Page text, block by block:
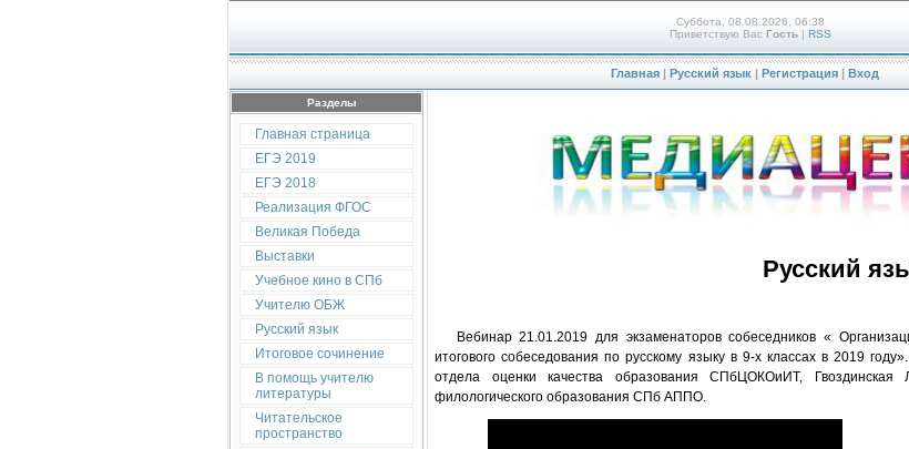
Суббота, 08.08.2026, 06:38
Приветствую Вас Гость | RSS
Главная | Русский язык | Регистрация | Вход
Разделы
Главная страница
ЕГЭ 2019
ЕГЭ 2018
Реализация ФГОС
Великая Победа
Выставки
Учебное кино в СПб
Учителю ОБЖ
Русский язык
Итоговое сочинение
В помощь учителю
литературы
Читательское
пространство
Русский
Вебинар 21.01.2019 для экзаменаторов собеседников «
итогового собеседования по русскому языку в 9-х классах в 2019
отдела оценки качества образования СПбЦОКОиИТ, Гвоздинская
филологического образования СПб АППО.